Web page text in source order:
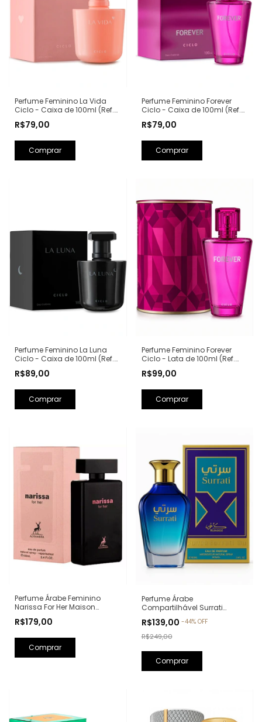
Perfume Feminino La Vida
Ciclo - Caixa de 100ml (Ref.
Lancôme)
R$79,00
Perfume Feminino Forever
Ciclo - Caixa de 100ml (Ref.
Spears)
R$79,00
Perfume Feminino La Luna
Ciclo - Caixa de 100ml (Ref.
Lancôme)
R$89,00
Perfume Feminino Forever
Ciclo - Lata de 100ml (Ref.
Spears)
R$99,00
Perfume Árabe Feminino
Narissa For Her Maison
100ml (Ref. Olfativa: Narciso
R$179,00
Perfume Árabe
Compartilhável Surrati
Parfum - 100ml (Ref. Olfativa:
Erba Pura Xerjoff)
R$139,00 -44% OFF
R$249,00